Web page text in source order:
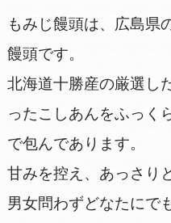
もみじ饅頭は、広島県
饅頭です。
北海道十勝産の厳選し
ったこしあんをふっく
で包んであります。
甘みを控え、あっさり
男女問わずどなたにで